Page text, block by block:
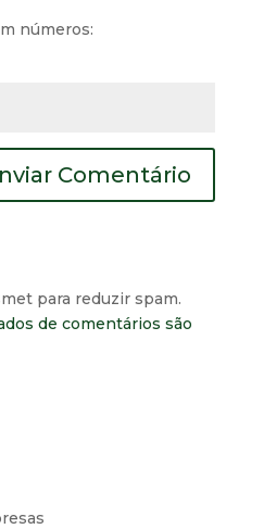
números:
para reduzir spam.
de comentários são